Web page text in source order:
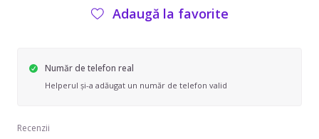
Adaugă la favorite
Număr de telefon real
Helperul și-a adăugat un număr de telefon valid
Recenzii